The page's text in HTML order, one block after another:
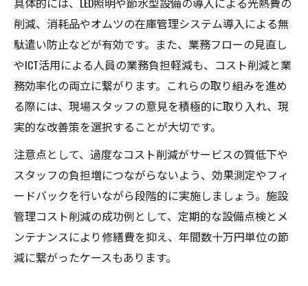
経費削減アイデアを生かす業務フロー見直
し法
介護施設で進める消耗品管理の最適化
介護施設の消耗品コスト削減に役立つ管理
法
オムツ在庫管理で実現するコスト削減の工
夫
消耗品共同購入によるコスト削減のメリッ
ト
介護施設で実践したい消耗品最適化のポイ
ント
購買担当者の教育とコスト意識強化の進め
削減、消耗品やオムツの在庫管理システム導入による無
駄遣い防止などが有効です。また、業務フローの見直し
やICT活用による人員の業務負担軽減も、コスト削減と業
務効率化の両立に繋がります。これらの取り組みを進め
る際には、現場スタッフの意見を積極的に取り入れ、現
実的な改善策を選択することが大切です。
注意点として、過度なコスト削減がサービスの質低下や
スタッフの負担増につながらないよう、効果測定やフィ
ードバックを行いながら段階的に実施しましょう。施設
管理コスト削減の成功例として、定期的な設備点検とメ
ンテナンスにより修繕費を抑え、年間数十万円単位の節
減に繋がったケースもあります。